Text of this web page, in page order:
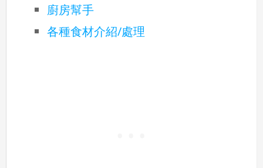
廚房幫手
各種食材介紹/處理